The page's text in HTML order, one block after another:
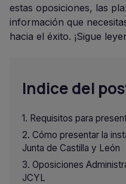
estas oposiciones, las
información que
hacia el éxito. ¡Sigue
Indice del
Requisitos para
Cómo presentar la
Junta de Castilla y León
Oposiciones
JCYL